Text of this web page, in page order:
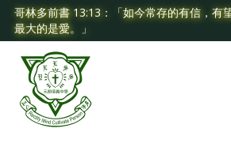
哥林多前書 13:13：「如今常存的有信，有
最大的是愛。」